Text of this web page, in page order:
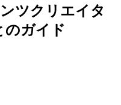
ツクリエイタ
のガイド